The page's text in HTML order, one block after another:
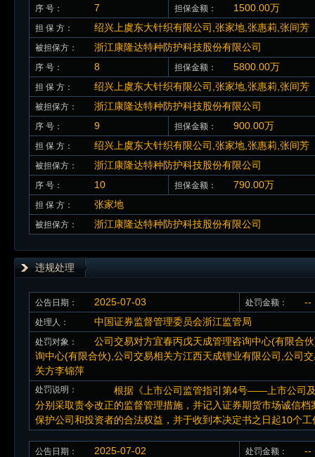
序 号： 7 担保金额： 1500.00万
担 保 方： 绍兴上虞东大针织有限公司,张家地,张惠莉,张间芳
被担保方： 浙江康隆达特种防护科技股份有限公司
序 号： 8 担保金额： 5800.00万
担 保 方： 绍兴上虞东大针织有限公司,张家地,张惠莉,张间芳
被担保方： 浙江康隆达特种防护科技股份有限公司
序 号： 9 担保金额： 900.00万
担 保 方： 绍兴上虞东大针织有限公司,张家地,张惠莉,张间芳
被担保方： 浙江康隆达特种防护科技股份有限公司
序 号： 10 担保金额： 790.00万
担 保 方： 张家地
被担保方： 浙江康隆达特种防护科技股份有限公司
违规处理
公告日期： 2025-07-03 处罚金额： --
处理人： 中国证券监督管理委员会浙江监管局
处罚对象：
公司交易对方宜春丙戊天成管理咨询中心(有限合
询中心(有限合伙),公司交易相关方江西天成锂业有限公司,公司
关方李锦萍
处罚说明：
根据《上市公司监管指引第4号——上市公司及
分别采取责令改正的监督管理措施，并记入证券期货市场诚信
保护公司和投资者的合法权益，并于收到本决定书之日起10个
公告日期： 2025-07-02 处罚金额： --